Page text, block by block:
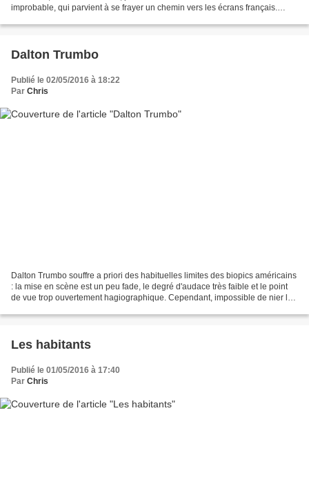
improbable, qui parvient à se frayer un chemin vers les écrans français.
Dalton Trumbo
Publié le 02/05/2016 à 18:22
Par Chris
Dalton Trumbo souffre a priori des habituelles limites des biopics américains
: la mise en scène est un peu fade, le degré d'audace très faible et le point
de vue trop ouvertement hagiographique. Cependant, impossible de nier le
Les habitants
Publié le 01/05/2016 à 17:40
Par Chris